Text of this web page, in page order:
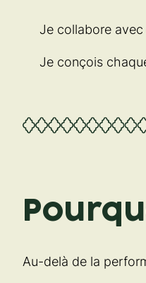
Je collabore avec
Je conçois
Au-delà de la